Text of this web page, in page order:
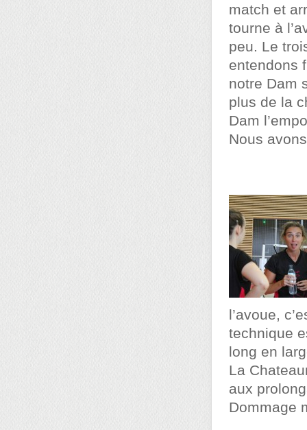
match et
tourne à
peu. Le
entendons
notre Dam
plus de la
Dam
Nous
l’avoue,
technique
long en
La
aux
Dommage